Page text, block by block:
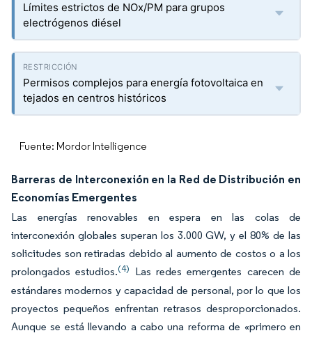
Límites estrictos de NOx/PM para grupos
electrógenos diésel
Permisos complejos para energía fotovoltaica en
tejados en centros históricos
Fuente: Mordor Intelligence
Barreras de Interconexión en la Red de Distribución en
Economías Emergentes
Las energías renovables en espera en las colas de
interconexión globales superan los 3.000 GW, y el 80% de las
solicitudes son retiradas debido al aumento de costos o a los
prolongados estudios.(4) Las redes emergentes carecen de
estándares modernos y capacidad de personal, por lo que los
proyectos pequeños enfrentan retrasos desproporcionados.
Aunque se está llevando a cabo una reforma de «primero en